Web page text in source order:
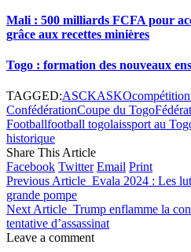
Mali : 500 milliards FCFA pour
grâce aux recettes minières
Togo : formation des nouveaux
TAGGED:ASCKASKO
ConfédérationCoupe du Togo
Footballfootball togolaissport au
historique
Share This Article
Facebook Twitter Email Print
Previous Article Evala 2024 : Les
grande pompe
Next Article Trump enflamme la
tentative d’assassinat
Leave a comment